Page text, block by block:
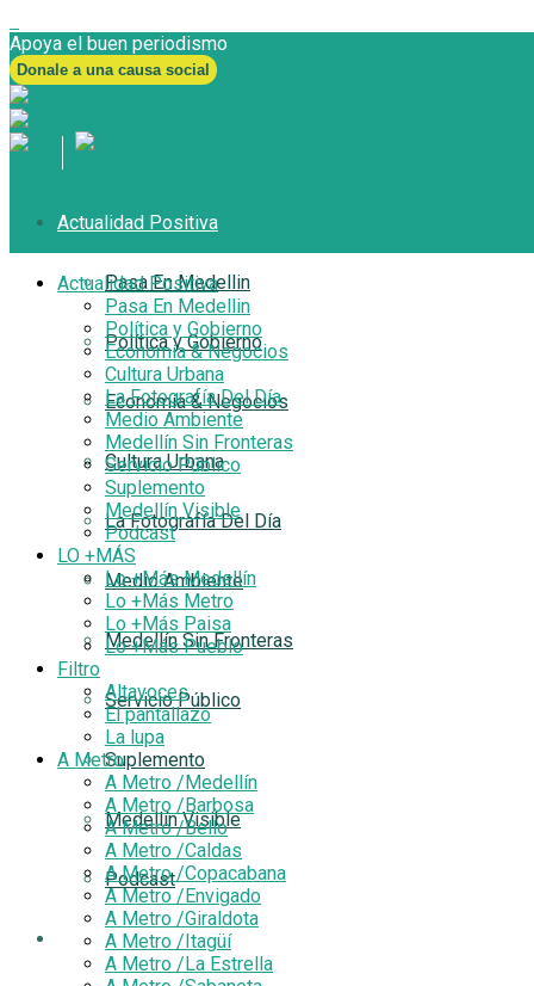
Apoya el buen periodismo
Donale a una causa social
Actualidad Positiva
Pasa En Medellin
Política y Gobierno
Economía & Negocios
Cultura Urbana
La Fotografía Del Día
Medio Ambiente
Medellín Sin Fronteras
Servicio Público
Suplemento
Medellín Visible
Podcast
LO +MÁS
Actualidad Positiva
Pasa En Medellin
Política y Gobierno
Economía & Negocios
Cultura Urbana
La Fotografía Del Día
Medio Ambiente
Medellín Sin Fronteras
Servicio Público
Suplemento
Medellín Visible
Podcast
LO +MÁS
Lo +Más Medellín
Lo +Más Metro
Lo +Más Paisa
Lo +Más Pueblo
Filtro
Altavoces
El pantallazo
La lupa
A Metro
A Metro /Medellín
A Metro /Barbosa
A Metro /Bello
A Metro /Caldas
A Metro /Copacabana
A Metro /Envigado
A Metro /Giraldota
A Metro /Itagüí
A Metro /La Estrella